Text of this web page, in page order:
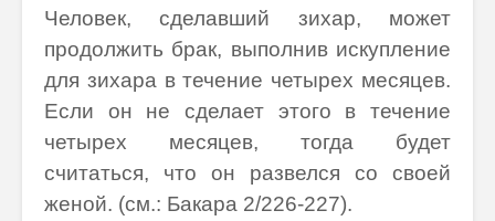
Человек, сделавший зихар, может
продолжить брак, выполнив искупление
для зихара в течение четырех месяцев.
Если он не сделает этого в течение
четырех месяцев, тогда будет
считаться, что он развелся со своей
женой. (см.: Бакара 2/226-227).